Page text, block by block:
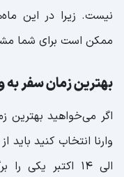
نیست. زیرا در این
ممکن است برای شما
بهترين زمان سفر به
اگر می‌خواهید بهترین
الی 14 اکتبر